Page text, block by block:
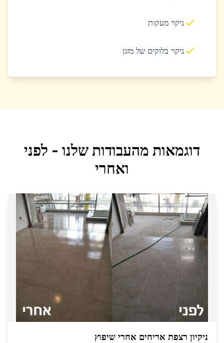
ניקוי מעקות
ניקוי בלוקים של מזגן
דוגמאות מהעבודות שלנו - לפני
ואחרי
ניקיון רצפת אריחים אחרי שיפוץ